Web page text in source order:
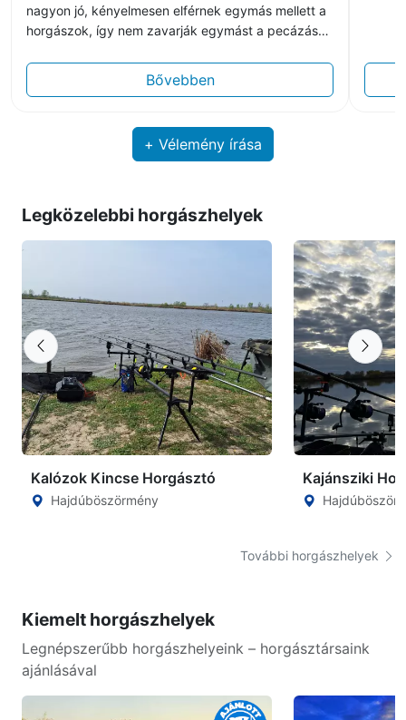
nagyon jó, kényelmesen elférnek egymás mellett a
horgászok, így nem zavarják egymást a pecázás
élvezetes horgászélményt biztosít. Külön
kiemelném a gyönyörű környezetet, amely igazán
Összességében egy rendezett, barátságos
horgásztó, ahová érdemes visszatérni.
Bővebben
+ Vélemény írása
Legközelebbi horgászhelyek
Kalózok Kincse Horgásztó
Hajdúböszörmény
Kajánsziki
További horgászhelyek
Kiemelt horgászhelyek
Legnépszerűbb horgászhelyeink – horgásztársaink
ajánlásával